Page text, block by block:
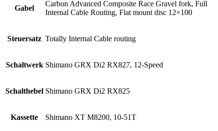
Gabel
Carbon Advanced Composite Race Gravel fork, Full
Internal Cable Routing, Flat mount disc 12×100
Steuersatz Totally Internal Cable routing
Schaltwerk Shimano GRX Di2 RX827, 12-Speed
Schalthebel Shimano GRX Di2 RX825
Kassette Shimano XT M8200, 10-51T